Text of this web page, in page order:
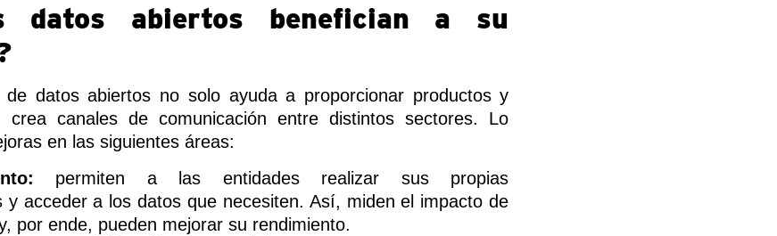
datos abiertos benefician a su
de datos abiertos no solo ayuda a proporcionar productos y
crea canales de comunicación entre distintos sectores. Lo
en las siguientes áreas:
permiten a las entidades realizar sus propias
y acceder a los datos que necesiten. Así, miden el impacto de
por ende, pueden mejorar su rendimiento.